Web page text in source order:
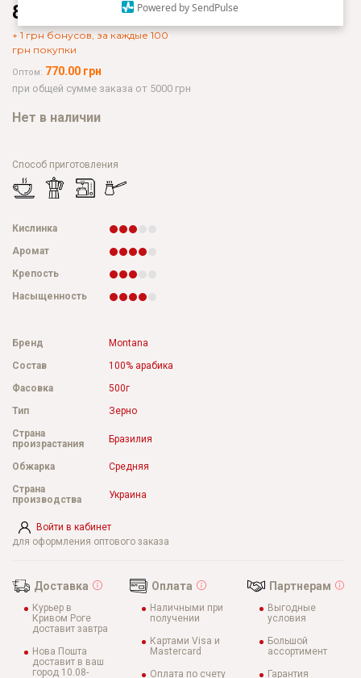
Powered by SendPulse
847.00 грн
+ 1 грн бонусов, за каждые 100
грн покупки
Оптом: 770.00 грн
при общей сумме заказа от 5000 грн
Нет в наличии
Способ приготовления
Кислинка
Аромат
Крепость
Насыщенность
Войти в кабинет
для оформления оптового заказа
Бренд
Montana
Состав
100% арабика
Фасовка
500г
Тип
Зерно
Страна
произрастания
Бразилия
Обжарка
Средняя
Страна
производства
Украина
Доставка
Курьер в
Кривом Роге
доставит завтра
Нова Пошта
доставит в ваш
город 10.08-
Оплата
Наличными при
получении
Картами Visa и
Mastercard
Оплата по счету
Партнерам
Выгодные
условия
Большой
ассортимент
Гарантия